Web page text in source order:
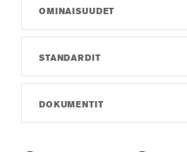
OMINAISUUDET
Kestävyys
8
Näppäryys
6
STANDARDIT
4X43FP
DOKUMENTIT